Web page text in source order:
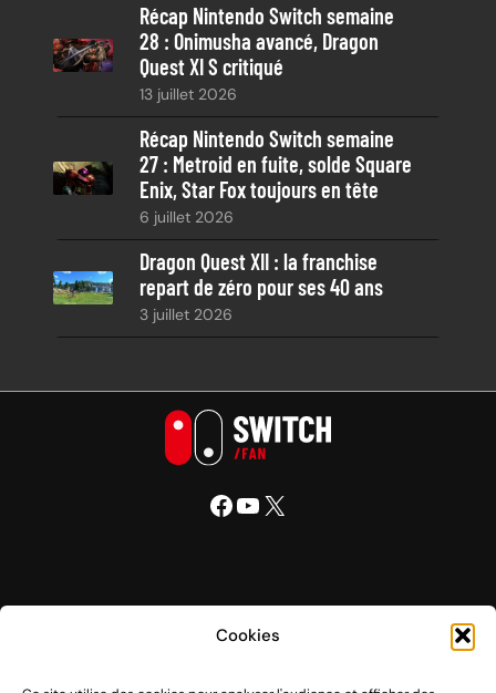
Cookies
Récap Nintendo Switch semaine
28 : Onimusha avancé, Dragon
Quest XI S critiqué
13 juillet 2026
Récap Nintendo Switch semaine
27 : Metroid en fuite, solde Square
Enix, Star Fox toujours en tête
6 juillet 2026
Dragon Quest XII : la franchise
repart de zéro pour ses 40 ans
3 juillet 2026
Facebook YouTube X
Nintendo Switch Fan